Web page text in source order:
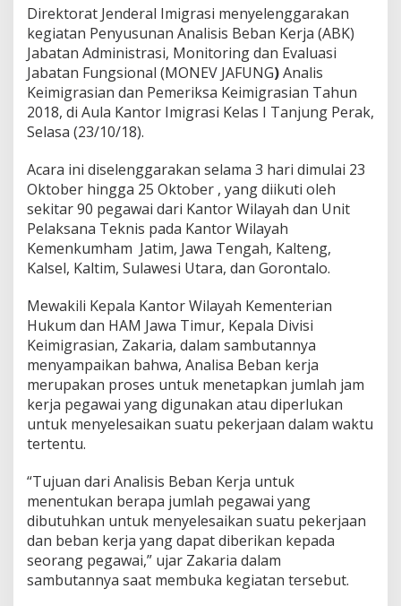
n
g
g
u
n
g
J
a
b
M
o
r
a
K
m
i
P
a
a
e
m
g
u
J
a
b
a
t
Direktorat Jenderal Imigrasi menyelenggarakan
kegiatan Penyusunan Analisis Beban Kerja (ABK)
Jabatan Administrasi, Monitoring dan Evaluasi
Jabatan Fungsional (MONEV JAFUNG)Analis
Keimigrasian dan Pemeriksa Keimigrasian Tahun
2018, di Aula Kantor Imigrasi Kelas I Tanjung Perak,
Selasa (23/10/18).
Acara ini diselenggarakan selama 3 hari dimulai 23
Oktober hingga 25 Oktober , yang diikuti oleh
sekitar 90 pegawai dari Kantor Wilayah dan Unit
Pelaksana Teknis pada Kantor Wilayah
Kemenkumham Jatim, Jawa Tengah, Kalteng,
Kalsel, Kaltim, Sulawesi Utara, dan Gorontalo.
Mewakili Kepala Kantor Wilayah Kementerian
Hukum dan HAM Jawa Timur, Kepala Divisi
Keimigrasian, Zakaria, dalam sambutannya
menyampaikan bahwa, Analisa Beban kerja
merupakan proses untuk menetapkan jumlah jam
kerja pegawai yang digunakan atau diperlukan
untuk menyelesaikan suatu pekerjaan dalam waktu
tertentu.
“Tujuan dari Analisis Beban Kerja untuk
menentukan berapa jumlah pegawai yang
dibutuhkan untuk menyelesaikan suatu pekerjaan
dan beban kerja yang dapat diberikan kepada
seorang pegawai,” ujar Zakaria dalam
sambutannya saat membuka kegiatan tersebut.